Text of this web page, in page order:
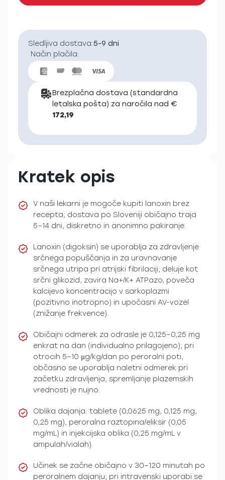
Sledljiva dostava:5-9 dni
Način plačila:
Brezplačna dostava (standardna
letalska pošta) za naročila nad €
172,19
Kratek opis
V naši lekarni je mogoče kupiti lanoxin brez
recepta; dostava po Sloveniji običajno traja
5–14 dni, diskretno in anonimno pakiranje.
Lanoxin (digoksin) se uporablja za zdravljenje
srčnega popuščanja in za uravnavanje
srčnega utripa pri atrijski fibrilaciji; deluje kot
srčni glikozid, zavira Na+/K+ ATPazo, poveča
kalcijevo koncentracijo v sarkoplazmi
(pozitivno inotropno) in upočasni AV-vozel
(znižanje frekvence).
Običajni odmerek za odrasle je 0,125–0,25 mg
enkrat na dan (individualno prilagojeno); pri
otrocih 5–10 µg/kg/dan po peroralni poti,
občasno se uporablja naletni odmerek pri
začetku zdravljenja; spremljanje plazemskih
vrednosti je nujno.
Oblika dajanja: tablete (0,0625 mg, 0,125 mg,
0,25 mg), peroralna raztopina/eliksir (0,05
mg/mL) in injekcijska oblika (0,25 mg/mL v
ampulah/vialah).
Učinek se začne običajno v 30–120 minutah po
peroralnem dajanju; pri intravenski uporabi se